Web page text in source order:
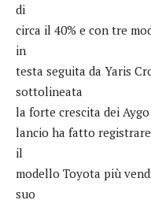
di
circa il 40% e con tre
in
testa seguita da Yaris
sottolineata
la forte crescita dei
lancio ha fatto
il
modello Toyota più
suo